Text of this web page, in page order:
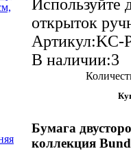
Используйте
открыток
Артикул:KC-
В наличии:3
Бумага
коллекция